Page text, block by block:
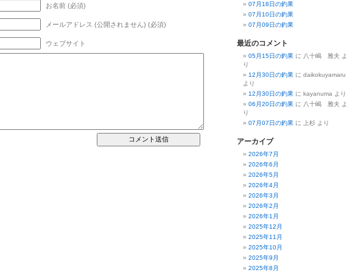
お名前 (必須)
メールアドレス (公開されません) (必須)
ウェブサイト
07月18日の釣果
07月10日の釣果
07月09日の釣果
最近のコメント
05月15日の釣果 に 八十嶋 雅夫 よ
り
12月30日の釣果 に daikokuyamaru
より
12月30日の釣果 に kayanuma より
06月20日の釣果 に 八十嶋 雅夫 よ
り
07月07日の釣果 に 上杉 より
アーカイブ
2026年7月
2026年6月
2026年5月
2026年4月
2026年3月
2026年2月
2026年1月
2025年12月
2025年11月
2025年10月
2025年9月
2025年8月